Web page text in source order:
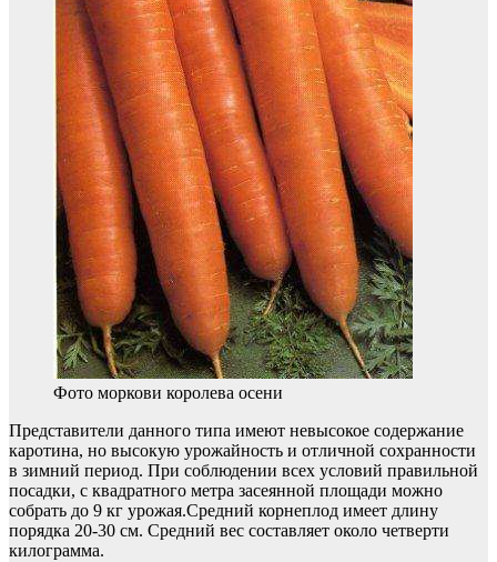
Фото моркови королева осени
Представители данного типа имеют невысокое содержание
каротина, но высокую урожайность и отличной сохранности
в зимний период. При соблюдении всех условий правильной
посадки, с квадратного метра засеянной площади можно
собрать до 9 кг урожая.Средний корнеплод имеет длину
порядка 20-30 см. Средний вес составляет около четверти
килограмма.